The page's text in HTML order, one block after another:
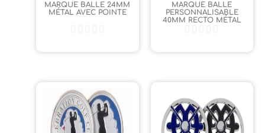
MARQUE BALLE 24MM
MÉTAL AVEC POINTE
MARQUE BALLE
PERSONNALISABLE
40MM RECTO MÉTAL